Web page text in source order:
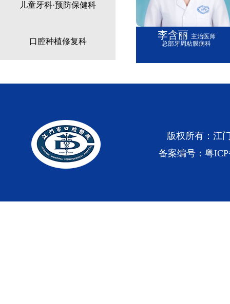
儿童牙科·预防保健科
口腔种植修复科
李含丽 主治医师
总部牙周粘膜病科
版权所有：江
备案编号：粤ICP